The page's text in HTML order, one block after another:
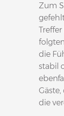
Zum
die
stabil
die